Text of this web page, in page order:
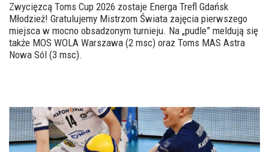
Zwycięzcą Toms Cup 2026 zostaje Energa Trefl Gdańsk
Młodzież! Gratulujemy Mistrzom Świata zajęcia pierwszego
miejsca w mocno obsadzonym turnieju. Na „pudle” meldują się
także MOS WOLA Warszawa (2 msc) oraz Toms MAS Astra
Nowa Sól (3 msc).